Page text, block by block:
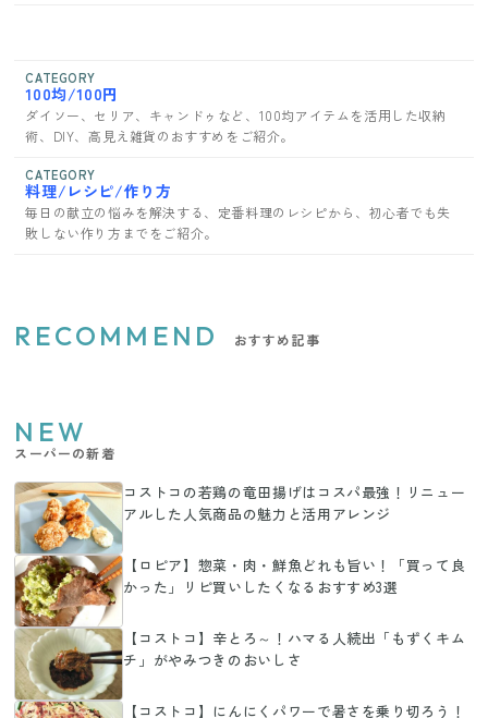
CATEGORY
100均/100円
ダイソー、セリア、キャンドゥなど、100均アイテムを活用した収納
術、DIY、高見え雑貨のおすすめをご紹介。
CATEGORY
料理/レシピ/作り方
毎日の献立の悩みを解決する、定番料理のレシピから、初心者でも失
敗しない作り方までをご紹介。
RECOMMEND おすすめ記事
NEW
スーパーの新着
コストコの若鶏の竜田揚げはコスパ最強！リニュー
アルした人気商品の魅力と活用アレンジ
【ロピア】惣菜・肉・鮮魚どれも旨い！「買って良
かった」リピ買いしたくなるおすすめ3選
【コストコ】辛とろ～！ハマる人続出「もずくキム
チ」がやみつきのおいしさ
【コストコ】にんにくパワーで暑さを乗り切ろう！